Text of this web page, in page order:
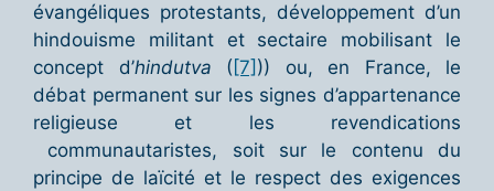
évangéliques protestants, développement d’un
hindouisme militant et sectaire mobilisant le
concept d’hindutva ( [7] )) ou, en France, le
débat permanent sur les signes d’appartenance
religieuse et les revendications
communautaristes, soit sur le contenu du
principe de laïcité et le respect des exigences